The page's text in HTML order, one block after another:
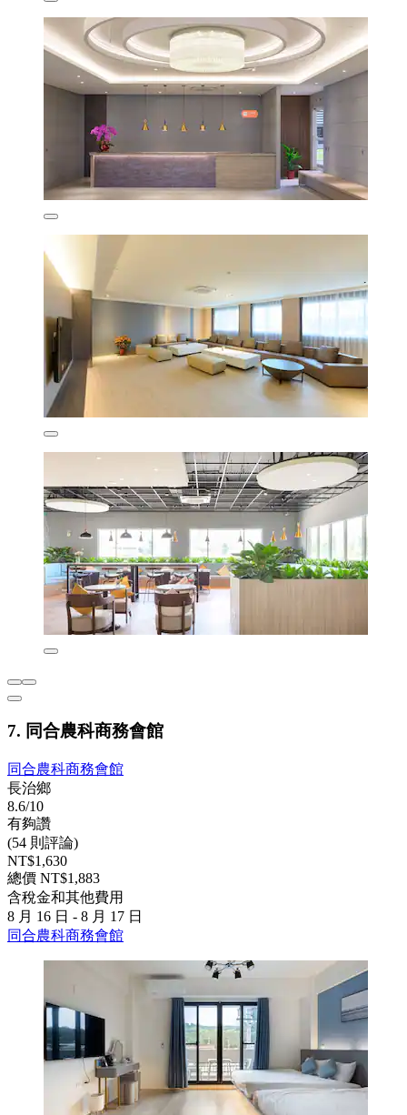
7. 同合農科商務會館
同合農科商務會館
長治鄉
8.6/10
有夠讚
(54 則評論)
NT$1,630
總價 NT$1,883
含稅金和其他費用
8 月 16 日 - 8 月 17 日
同合農科商務會館